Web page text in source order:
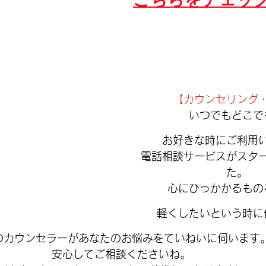
【カウンセリング
いつでもどこで
お好きな時にご利用
電話相談サービスがスタ
た。
心にひっかかるも
軽くしたいという時
カウンセラーがあなたのお悩みをていねいに伺います
安心してご相談くださいね。